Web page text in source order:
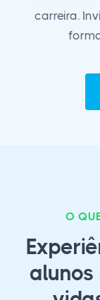
carreira.
O
alunos